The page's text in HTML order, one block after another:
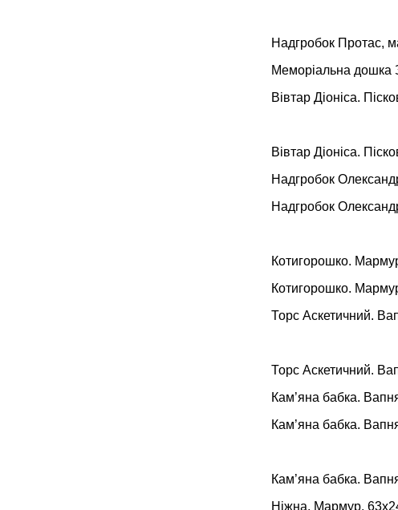
Надгробок Протас,
Меморіальна дошка
Вівтар Діоніса.
Вівтар Діоніса.
Надгробок
Надгробок
Котигорошко.
Котигорошко.
Торс Аскетичний.
Торс Аскетичний.
Кам’яна бабка.
Кам’яна бабка.
Кам’яна бабка.
Ніжна. Мармур.